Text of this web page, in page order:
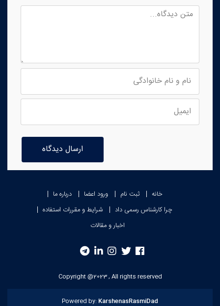
ارسال دیدگاه
خانه ثبت نام ورود اعضا
درباره ما
چرا کارشناس رسمی داد
شرایط و مقررات استفاده
اخبار و مقالات
Powered by: KarshenasRasmiDad
Copyright @2023 , All rights reserved